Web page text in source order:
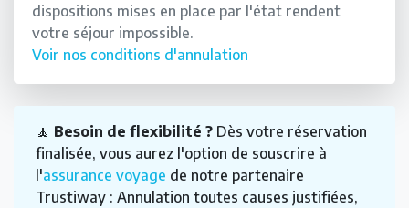
dispositions mises en place par l'état rendent
votre séjour impossible.
Voir nos conditions d'annulation
🧘 Besoin de flexibilité ? Dès votre réservation
finalisée, vous aurez l'option de souscrire à
l'assurance voyage de notre partenaire
Trustiway : Annulation toutes causes justifiées,